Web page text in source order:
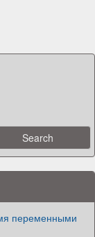
переменными